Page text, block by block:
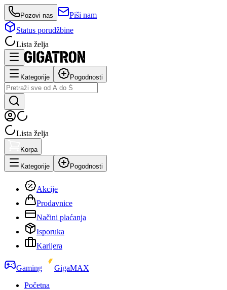
Pozovi nas
Piši nam
Status porudžbine
Lista želja
Kategorije Pogodnosti
Lista želja
Korpa
Kategorije Pogodnosti
Akcije
Prodavnice
Načini plaćanja
Isporuka
Karijera
Gaming
GigaMAX
Početna